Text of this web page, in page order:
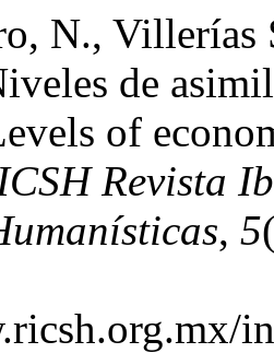
N., Villerías
de
of
Revista
, 5